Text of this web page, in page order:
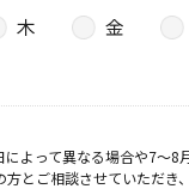
木
金
よって異なる場合や7～8
とご相談させていただき